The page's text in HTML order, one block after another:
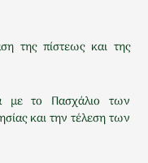
της πίστεως και της
με το Πασχάλιο των
και την τέλεση των